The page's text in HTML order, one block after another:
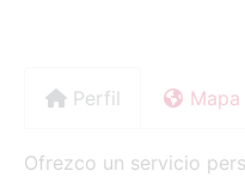
Perfil Mapa
Ofrezco un servicio